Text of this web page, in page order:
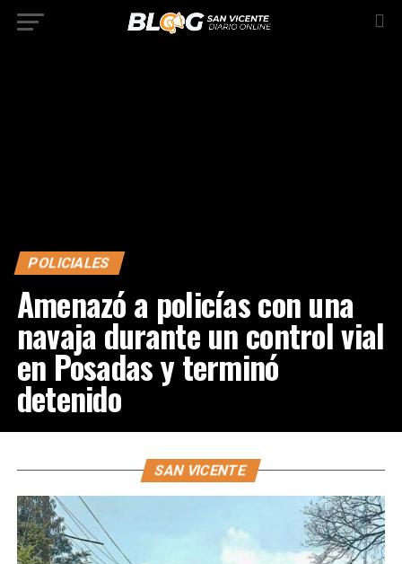
POLICIALES
Amenazó a policías con una
navaja durante un control vial
en Posadas y terminó
detenido
SAN VICENTE